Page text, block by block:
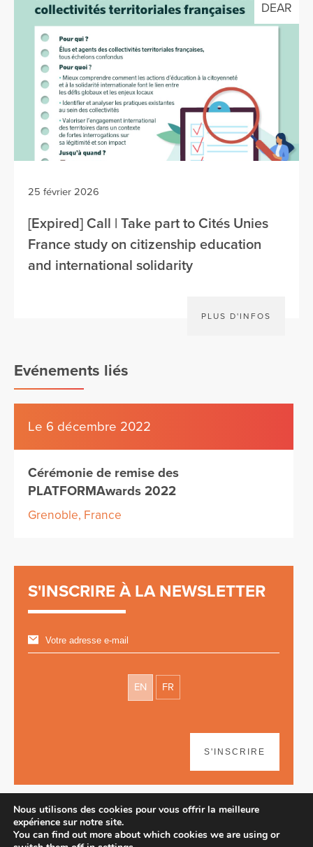
DEAR
25 février 2026
[Expired] Call | Take part to Cités Unies
France study on citizenship education
and international solidarity
PLUS D'INFOS
Evénements liés
Le 6 décembre 2022
Cérémonie de remise des
PLATFORMAwards 2022
Grenoble, France
S'INSCRIRE À LA NEWSLETTER
EN FR
S'INSCRIRE
Nous utilisons des cookies pour vous offrir la meilleure
expérience sur notre site.
You can find out more about which cookies we are using or